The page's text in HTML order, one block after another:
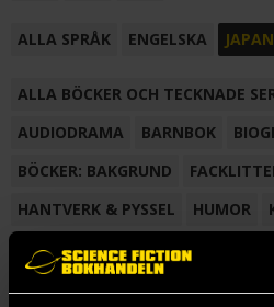
ALLA SPRÅK ENGELSKA
ALLA BÖCKER OCH TECKNADE
AUDIODRAMA
BARNBOK
BÖCKER: BAKGRUND
HANTVERK & PYSSEL
HUMOR
KORTROMAN
LÄROBOK